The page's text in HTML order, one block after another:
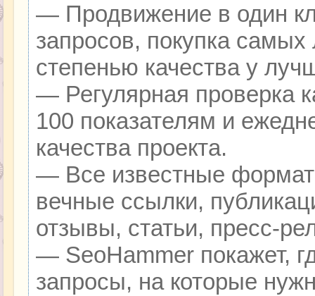
— Продвижение в один
запросов, покупка
степенью качества у
— Регулярная проверка
100 показателям и
качества проекта.
— Все известные
вечные ссылки,
отзывы, статьи, пресс-
— SeoHammer покажет,
запросы, на которые